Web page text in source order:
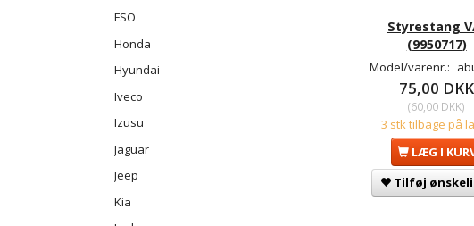
FSO
Honda
Hyundai
Iveco
Izusu
Jaguar
Jeep
Kia
Styrestang
(9950717)
Model/varenr.:
75,00 DKK
(60,00 DKK)
3 stk tilbage på
LÆG I
Tilføj